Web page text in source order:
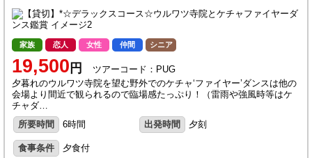
家族 恋人 女性 仲間 シニア
19,500 円
ツアーコード：PUG
夕暮れのウルワツ寺院を望む野外でのケチャ‘ファイヤー’ダンスは他の
会場より間近で観られるので臨場感たっぷり！（雷雨や強風時等はケ
チャダ…
所要時間
6時間 出発時間 夕刻
食事条件 夕食付